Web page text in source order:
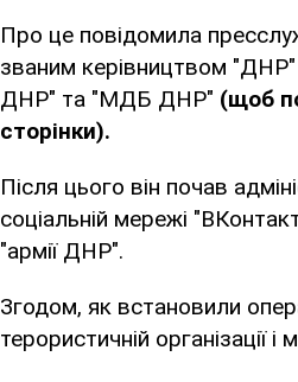
Про це повідомила
званим керівництвом "ДНР"
ДНР" та "МДБ ДНР" (щоб
сторінки).
Після цього він почав
соціальній мережі
"армії ДНР".
Згодом, як встановили
терористичній організації